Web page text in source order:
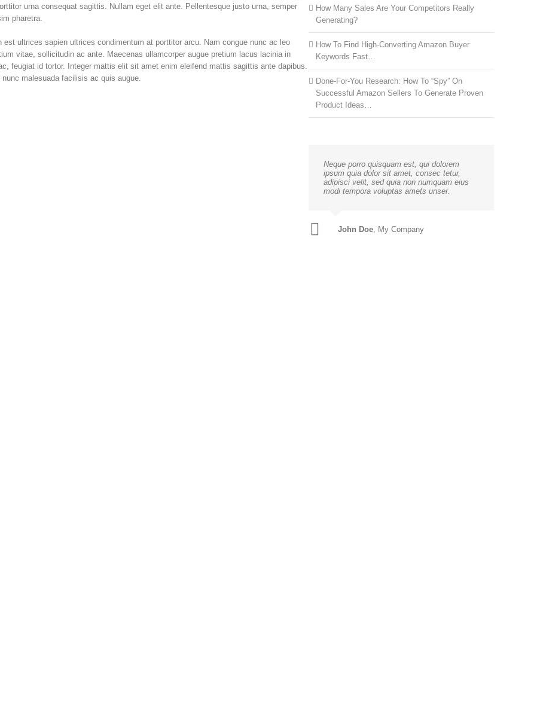
urna consequat sagittis. Nullam eget elit ante. Pellentesque justo urna, semper
pharetra.
ultrices sapien ultrices condimentum at porttitor arcu. Nam congue nunc ac leo
vitae, sollicitudin ac ante. Maecenas ullamcorper augue pretium lacus lacinia in
feugiat id tortor. Integer mattis elit sit amet enim eleifend mattis sagittis ante dapibus.
malesuada facilisis ac quis augue.
How Many Sales Are Your Competitors Really
Generating?
How To Find High-Converting Amazon Buyer
Keywords Fast…
Done-For-You Research: How To “Spy” On
Successful Amazon Sellers To Generate Proven
Product Ideas…
Neque porro quisquam est, qui dolorem
ipsum quia dolor sit amet, consec tetur,
adipisci velit, sed quia non numquam eius
modi tempora voluptas amets unser.
John Doe, My Company